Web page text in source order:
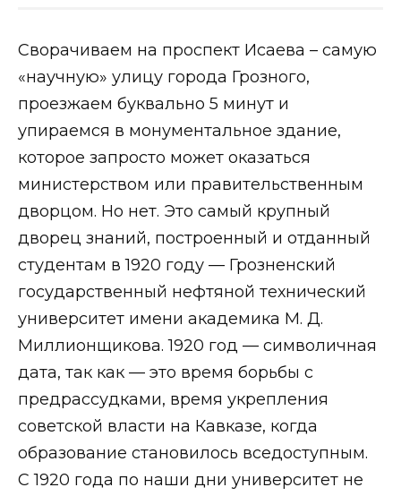
Сворачиваем на проспект Исаева – самую
«научную» улицу города Грозного,
проезжаем буквально 5 минут и
упираемся в монументальное здание,
которое запросто может оказаться
министерством или правительственным
дворцом. Но нет. Это самый крупный
дворец знаний, построенный и отданный
студентам в 1920 году — Грозненский
государственный нефтяной технический
университет имени академика М. Д.
Миллионщикова. 1920 год — символичная
дата, так как — это время борьбы с
предрассудками, время укрепления
советской власти на Кавказе, когда
образование становилось вседоступным.
С 1920 года по наши дни университет не